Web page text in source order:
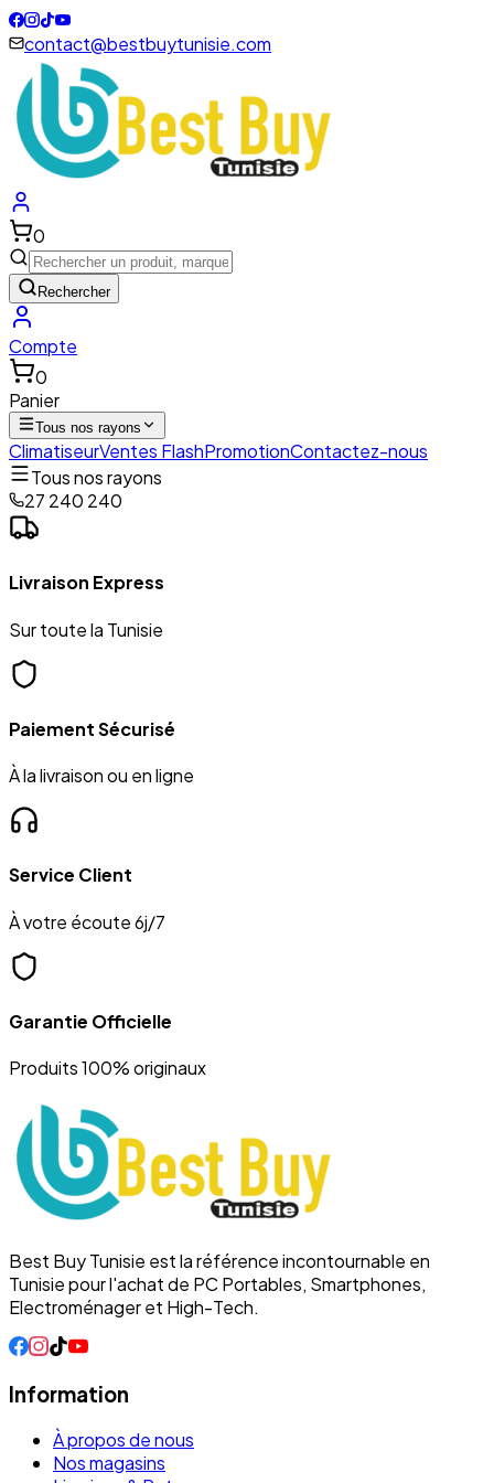
contact@bestbuytunisie.com
0
Rechercher
Compte
0
Panier
Tous nos rayons
ClimatiseurVentes FlashPromotionContactez-nous
Tous nos rayons
27 240 240
Livraison Express
Sur toute la Tunisie
Paiement Sécurisé
À la livraison ou en ligne
Service Client
À votre écoute 6j/7
Garantie Officielle
Produits 100% originaux
Best Buy Tunisie est la référence incontournable en
Tunisie pour l'achat de PC Portables, Smartphones,
Electroménager et High-Tech.
Information
À propos de nous
Nos magasins